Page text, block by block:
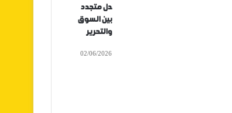
دل متجدد
بين السوق
والتحرير
02/06/2026